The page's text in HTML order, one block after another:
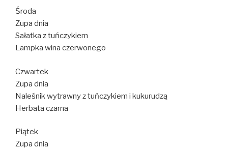
Środa
Zupa dnia
Sałatka z tuńczykiem
Lampka wina czerwonego
Czwartek
Zupa dnia
Naleśnik wytrawny z tuńczykiem i kukurudzą
Herbata czarna
Piątek
Zupa dnia